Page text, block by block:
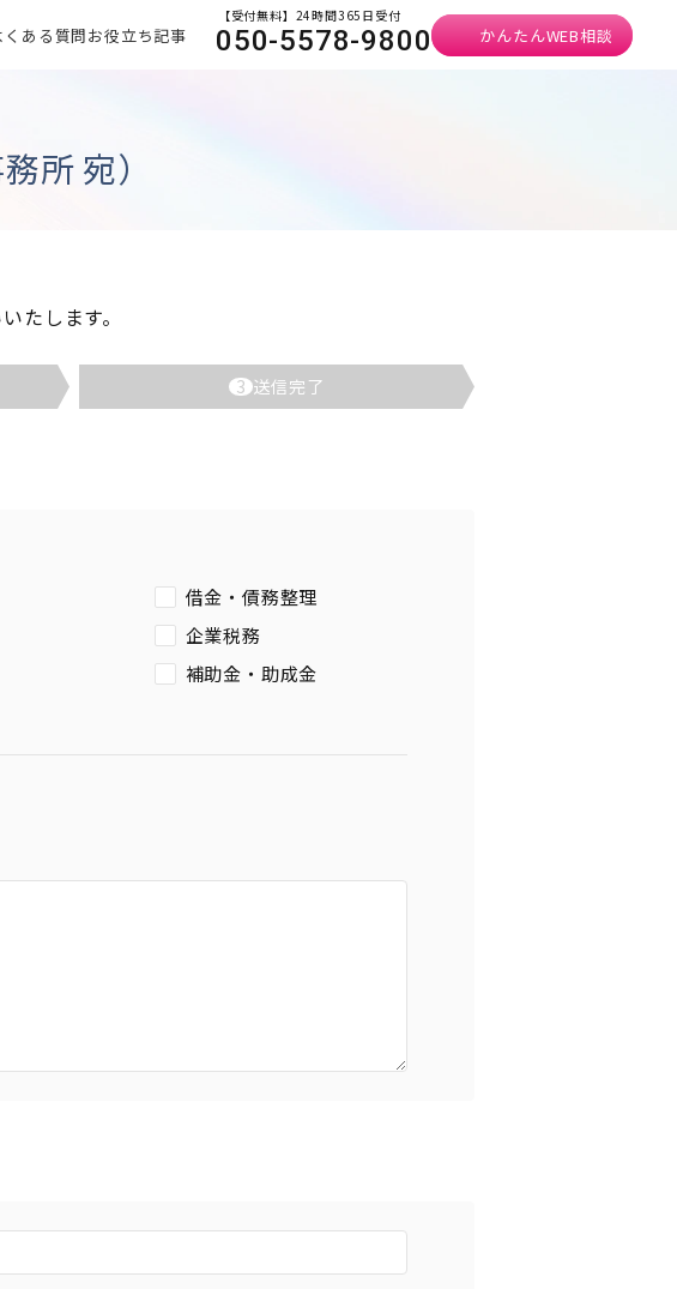
くある質問お役立ち記事
【受付無料】24時間365日受付
050-5578-9800 かんたんWEB相談
所 宛）
たします。
3 送信完了
借金・債務整理
企業税務
補助金・助成金